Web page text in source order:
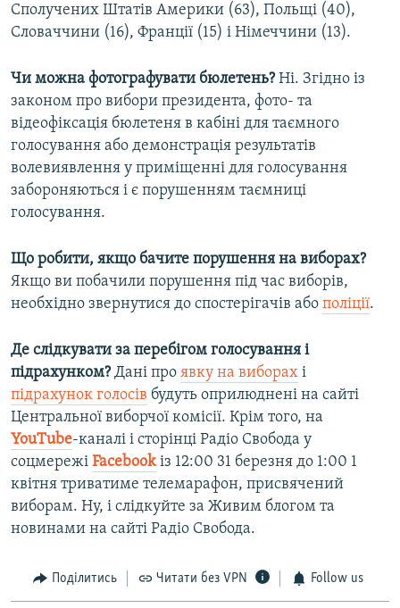
Сполучених Штатів Америки (63), Польщі (40),
Словаччини (16), Франції (15) і Німеччини (13).
Чи можна фотографувати бюлетень?Ні. Згідно із
законом про вибори президента, фото- та
відеофіксація бюлетеня в кабіні для таємного
голосування або демонстрація результатів
волевиявлення у приміщенні для голосування
забороняються і є порушенням таємниці
голосування.
Що робити, якщо бачите порушення на виборах?
Якщо ви побачили порушення під час виборів,
необхідно звернутися до спостерігачів або поліції.
Де слідкувати за перебігом голосування і
підрахунком?Дані про явку на виборах і
підрахунок голосів будуть оприлюднені на сайті
Центральної виборчої комісії. Крім того, на
YouTube-каналі і сторінці Радіо Свобода у
соцмережі Facebookіз 12:00 31 березня до 1:00 1
квітня триватиме телемарафон, присвячений
виборам. Ну, і слідкуйте за Живим блогом та
новинами на сайті Радіо Свобода.
Поділитись Читати без VPN Follow us